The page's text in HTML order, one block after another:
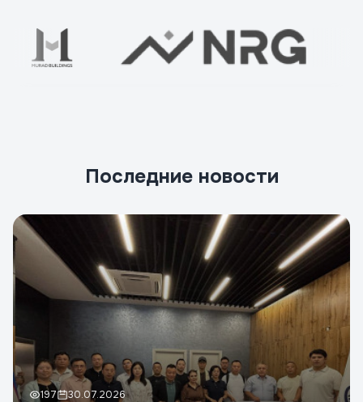
ИНН
Адрес проекта
Последние новости
197 30.07.2026